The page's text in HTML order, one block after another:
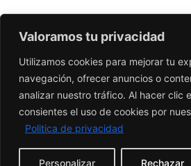
Valoramos tu privacidad
Utilizamos cookies para mejorar tu
navegación, ofrecer anuncios o
analizar nuestro tráfico. Al hacer clic
consientes el uso de cookies por
Politica de privacidad
Personalizar Rechazar